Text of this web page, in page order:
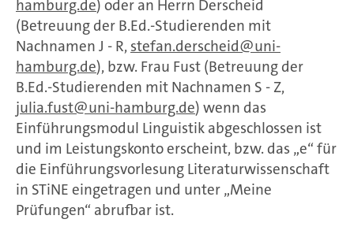
hamburg.de) oder an Herrn Derscheid
(Betreuung der B.Ed.-Studierenden mit
Nachnamen J - R, stefan.derscheid
uni-
hamburg.de), bzw. Frau Fust (Betreuung der
B.Ed.-Studierenden mit Nachnamen S - Z,
julia.fust
uni-hamburg.de) wenn das
Einführungsmodul Linguistik abgeschlossen ist
und im Leistungskonto erscheint, bzw. das „e“ für
die Einführungsvorlesung Literaturwissenschaft
in STiNE eingetragen und unter „Meine
Prüfungen“ abrufbar ist.